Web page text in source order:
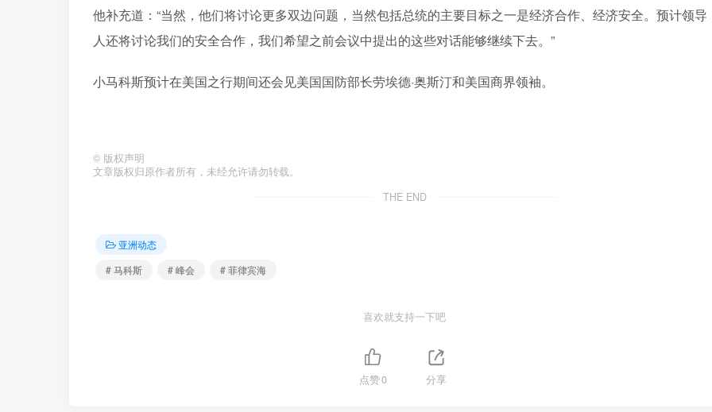
他补充道：“当然，他们将讨论更多双边问题，当然包括总统的主要目标之一是经济合作、经济安全。预计领导
人还将讨论我们的安全合作，我们希望之前会议中提出的这些对话能够继续下去。”
小马科斯预计在美国之行期间还会见美国国防部长劳埃德·奥斯汀和美国商界领袖。
© 版权声明
文章版权归原作者所有，未经允许请勿转载。
THE END
亚洲动态
# 马科斯
# 峰会 # 菲律宾海
喜欢就支持一下吧
点赞0 分享